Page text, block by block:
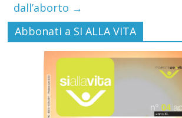
dall’aborto →
Abbonati a SI ALLA VITA